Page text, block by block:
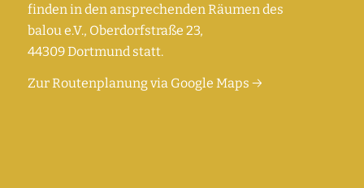
finden in den ansprechenden Räumen des
balou e.V., Oberdorfstraße 23,
44309 Dortmund statt.
Zur Routenplanung via Google Maps →